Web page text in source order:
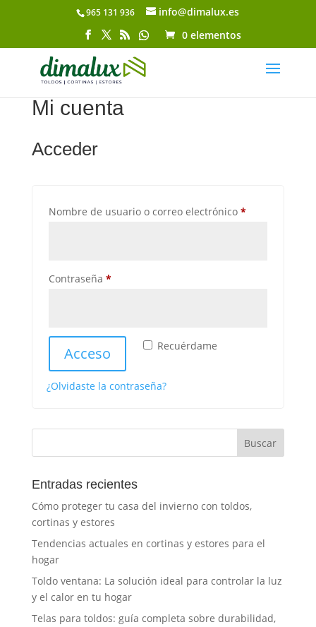
965 131 936
info@dimalux.es
0 elementos
Mi cuenta
Acceder
Nombre de usuario o correo electrónico *Obligatorio
Contraseña *Obligatorio
Recuérdame
Acceso
¿Olvidaste la contraseña?
Entradas recientes
Cómo proteger tu casa del invierno con toldos,
cortinas y estores
Tendencias actuales en cortinas y estores para el
hogar
Toldo ventana: La solución ideal para controlar la luz
y el calor en tu hogar
Telas para toldos: guía completa sobre durabilidad,
Abrir barra de herramientas